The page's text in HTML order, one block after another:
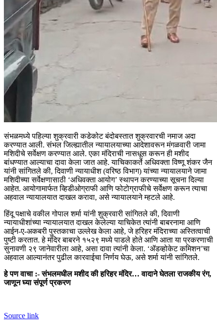
संभळमध्ये पहिल्या शुक्रवारी कडेकोट बंदोबस्तात शुक्रवारची नमाज अदा
करण्यात आली. संभल जिल्ह्यातील न्यायालयाच्या आदेशावरून मंगळवारी जामा
मशिदीचे सर्वेक्षण करण्यात आले. एका मंदिराची नासधूस करून ही मशीद
बांधण्यात आल्याचा दावा केला जात आहे. याचिकाकर्ते अधिवक्ता विष्णू शंकर जैन
यांनी सांगितले की, दिवाणी न्यायाधीश (वरिष्ठ विभाग) यांच्या न्यायालयाने जामा
मशिदीच्या सर्वेक्षणासाठी ‘अधिवक्ता आयोग’ स्थापन करण्याच्या सूचना दिल्या
आहेत. आयोगामार्फत व्हिडीओग्राफी आणि फोटोग्राफीचे सर्वेक्षण करून त्याचा
अहवाल न्यायालयात दाखल करावा, असे न्यायालयाने म्हटले आहे.
हिंदू पक्षाचे वकील गोपाल शर्मा यांनी शुक्रवारी सांगितले की, दिवाणी
न्यायाधीशांच्या न्यायालयात दाखल केलेल्या याचिकेत त्यांनी बाबरनामा आणि
आईन-ए-अकबरी पुस्तकाचा उल्लेख केला आहे, जे हरिहर मंदिराच्या अस्तित्वाची
पुष्टी करतात. हे मंदिर बाबरने १५२९ मध्ये पाडले होते आणि आता या प्रकरणाची
सुनावणी २९ जानेवारीला आहे, असा दावा त्यांनी केला. ‘ॲडव्होकेट कमिशन’चा
अहवाल आल्यानंतर पुढील कारवाईचा निर्णय घेऊ, असे शर्मा यांनी सांगितले.
हे पण वाचा :- संभलमधील मशीद की हरिहर मंदिर… वादाने घेतला राजकीय रंग,
जाणून घ्या संपूर्ण प्रकरण
Source link